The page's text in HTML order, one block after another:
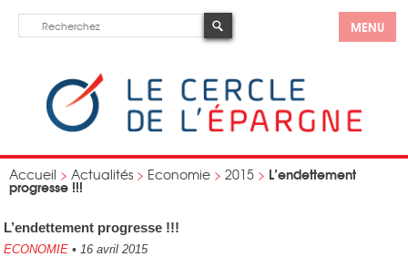
MENU
Accueil > Actualités > Economie > 2015 > L’endettement
progresse !!!
L’endettement progresse !!!
ECONOMIE • 16 avril 2015